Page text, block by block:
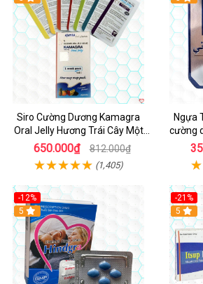
Siro Cường Dương Kamagra
Oral Jelly Hương Trái Cây Một
Hộp 7 Gói 100g
650.000₫ 812.000₫
(1,405)
Ngựa
cường
-12%
5
-21%
5